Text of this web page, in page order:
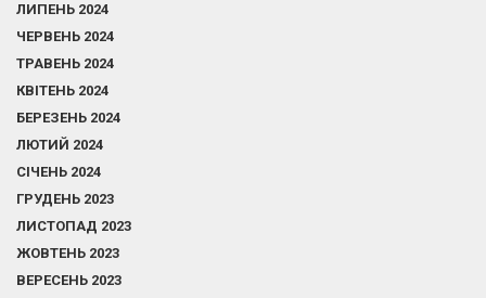
ЛИПЕНЬ 2024
ЧЕРВЕНЬ 2024
ТРАВЕНЬ 2024
КВІТЕНЬ 2024
БЕРЕЗЕНЬ 2024
ЛЮТИЙ 2024
СІЧЕНЬ 2024
ГРУДЕНЬ 2023
ЛИСТОПАД 2023
ЖОВТЕНЬ 2023
ВЕРЕСЕНЬ 2023